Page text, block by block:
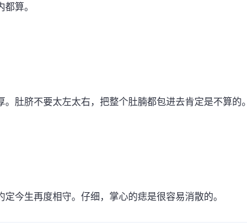
算。
肚脐不要太左太右，把整个肚腩都包进去肯定是不算的。
今生再度相守。仔细，掌心的痣是很容易消散的。